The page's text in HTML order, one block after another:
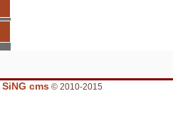
SiNG cms© 2010-2015